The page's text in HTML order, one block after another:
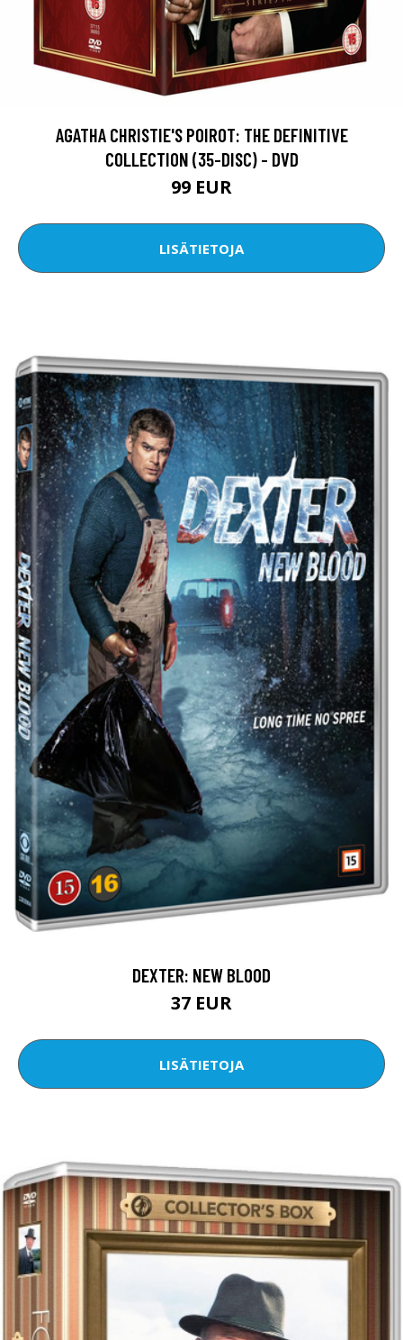
AGATHA CHRISTIE'S POIROT: THE DEFINITIVE
COLLECTION (35-DISC) - DVD
99 EUR
LISÄTIETOJA
DEXTER: NEW BLOOD
37 EUR
LISÄTIETOJA